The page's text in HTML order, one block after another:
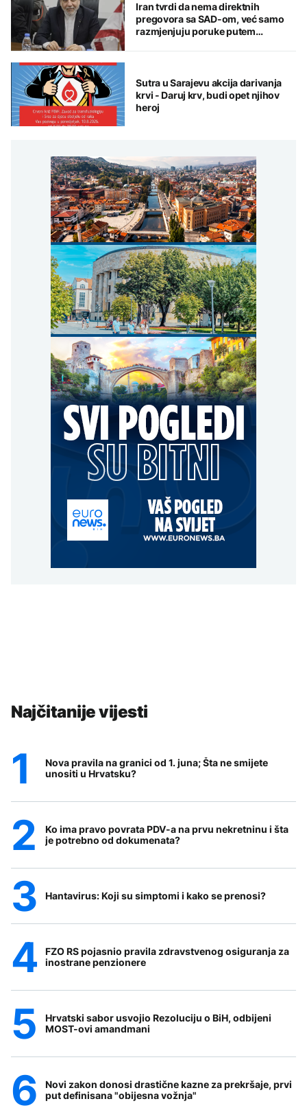
Iran tvrdi da nema direktnih
pregovora sa SAD-om, već samo
razmjenjuju poruke putem
Sutra u Sarajevu akcija darivanja
krvi - Daruj krv, budi opet njihov
heroj
Najčitanije vijesti
Nova pravila na granici od 1. juna; Šta ne smijete
unositi u Hrvatsku?
Ko ima pravo povrata PDV-a na prvu nekretninu i šta
je potrebno od dokumenata?
Hantavirus: Koji su simptomi i kako se prenosi?
FZO RS pojasnio pravila zdravstvenog osiguranja za
inostrane penzionere
Hrvatski sabor usvojio Rezoluciju o BiH, odbijeni
MOST-ovi amandmani
Novi zakon donosi drastične kazne za prekršaje, prvi
put definisana "obijesna vožnja"